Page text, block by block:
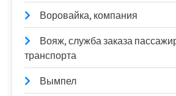
Воровайка, компания
Вояж, служба заказа
транспорта
Вымпел